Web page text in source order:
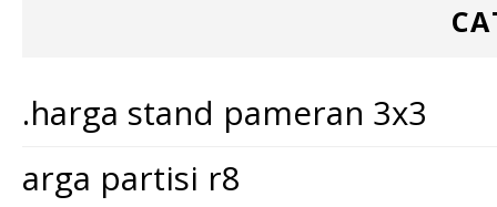
.harga stand pameran 3x3
arga partisi r8